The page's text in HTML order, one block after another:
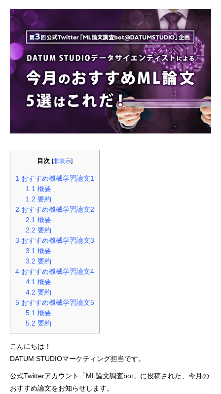
目次 [非表示]
1 おすすめ機械学習論文1
1.1 概要
1.2 要約
2 おすすめ機械学習論文2
2.1 概要
2.2 要約
3 おすすめ機械学習論文3
3.1 概要
3.2 要約
4 おすすめ機械学習論文4
4.1 概要
4.2 要約
5 おすすめ機械学習論文5
5.1 概要
5.2 要約
こんにちは！
DATUM STUDIOマーケティング担当です。
公式Twitterアカウント「ML論文調査bot」に投稿された、今月の
おすすめ論文をお知らせします。